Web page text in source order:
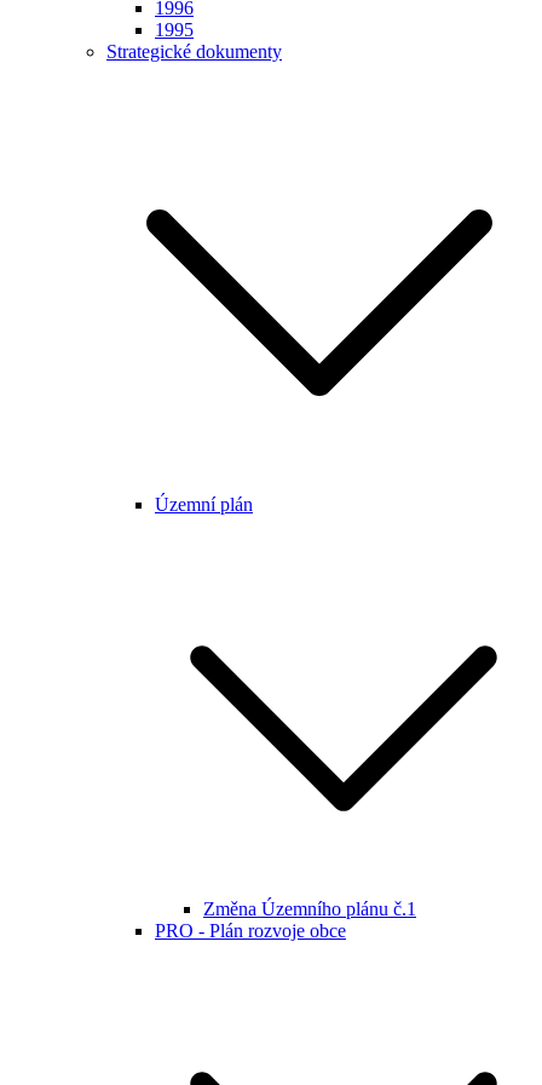
1996
1995
Strategické dokumenty
Územní plán
Změna Územního plánu č.1
PRO - Plán rozvoje obce